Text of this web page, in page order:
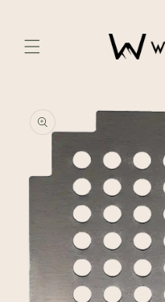
product
information